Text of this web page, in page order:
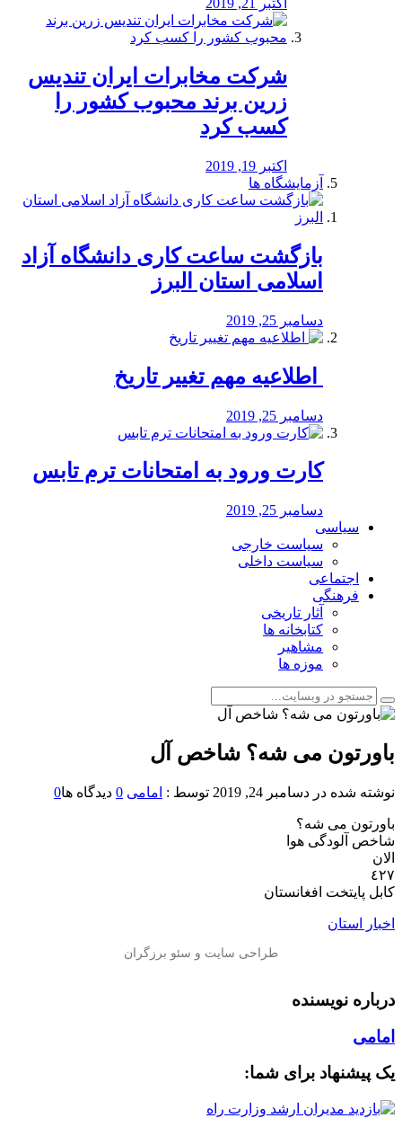
اکتبر 21, 2019
شرکت مخابرات ایران تندیس
زرین برند محبوب کشور را
کسب کرد
اکتبر 19, 2019
آزمایشگاه ها
بازگشت ساعت کاری دانشگاه آزاد
اسلامی استان البرز
دسامبر 25, 2019
️ اطلاعیه مهم تغییر تاریخ
دسامبر 25, 2019
کارت ورود به امتحانات ترم تابس
دسامبر 25, 2019
سیاسی
سیاست خارجی
سیاست داخلی
اجتماعی
فرهنگی
آثار تاریخی
کتابخانه ها
مشاهیر
موزه ها
باورتون مى شه؟ شاخص آل
نوشته شده در دسامبر 24, 2019 توسط : امامی 0 دیدگاه ها0
باورتون مى شه؟
شاخص آلودگى هوا
الان
٤٢٧
كابل پايتخت افغانستان
اخبار استان
درباره نویسنده
امامی
یک پیشنهاد برای شما: